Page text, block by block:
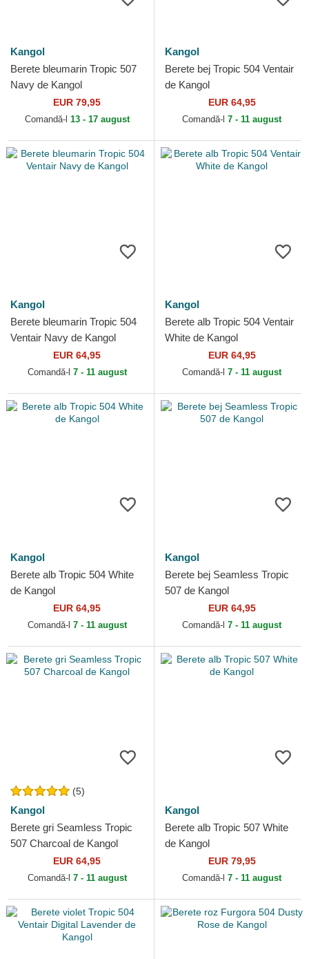
Kangol
Berete bleumarin Tropic 507
Navy de Kangol
EUR 79,95
Comandă-l 13 - 17 august
Kangol
Berete bej Tropic 504 Ventair
de Kangol
EUR 64,95
Comandă-l 7 - 11 august
Kangol
Berete bleumarin Tropic 504
Ventair Navy de Kangol
EUR 64,95
Comandă-l 7 - 11 august
Kangol
Berete alb Tropic 504 Ventair
White de Kangol
EUR 64,95
Comandă-l 7 - 11 august
Kangol
Berete alb Tropic 504 White
de Kangol
EUR 64,95
Comandă-l 7 - 11 august
Kangol
Berete bej Seamless Tropic
507 de Kangol
EUR 64,95
Comandă-l 7 - 11 august
(5)
Kangol
Berete gri Seamless Tropic
507 Charcoal de Kangol
EUR 64,95
Comandă-l 7 - 11 august
Kangol
Berete alb Tropic 507 White
de Kangol
EUR 79,95
Comandă-l 7 - 11 august